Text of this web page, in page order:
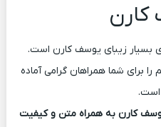
بسیار زیبای یوسف کارن است.
برای شما همراهان گرامی آماده
است.
کارن به همراه متن و کیفیت